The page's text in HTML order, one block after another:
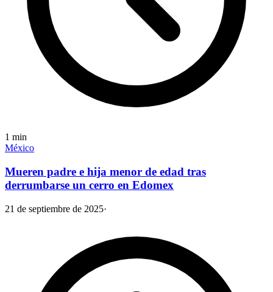
1 min
México
Mueren padre e hija menor de edad tras
derrumbarse un cerro en Edomex
21 de septiembre de 2025·